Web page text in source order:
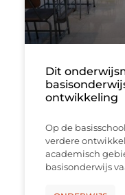
Dit
ontwikkeling
Op de
verdere
academisch
basisonderwijs